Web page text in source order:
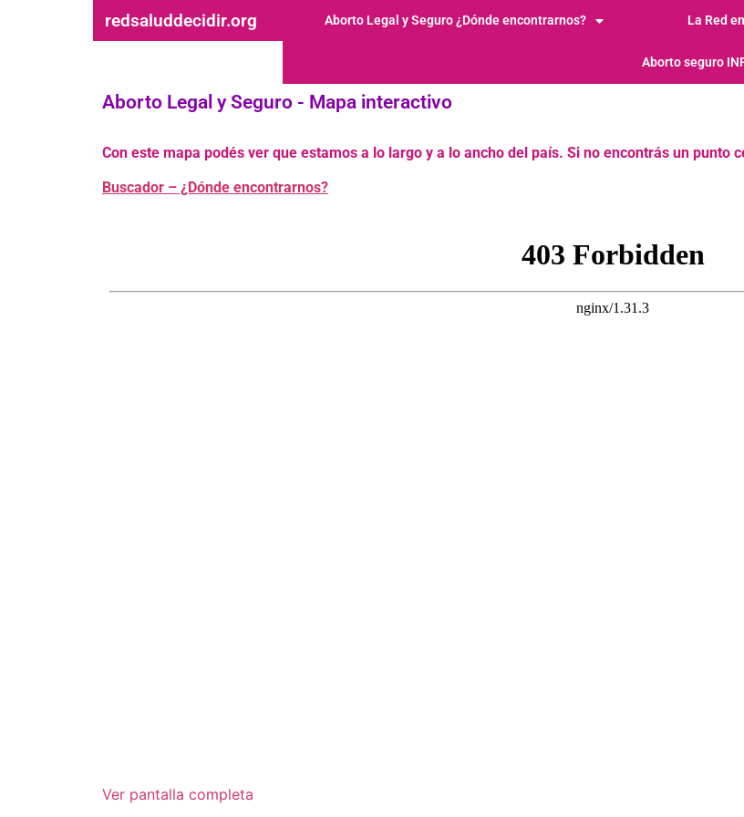
redsaluddecidir.org Aborto Legal y Seguro ¿Dónde encontrarnos? La Red
Aborto seguro
Aborto Legal y Seguro - Mapa interactivo
Con este mapa podés ver que estamos a lo largo y a lo ancho del país. Si no encontrás un punto
Buscador – ¿Dónde encontrarnos?
Ver pantalla completa